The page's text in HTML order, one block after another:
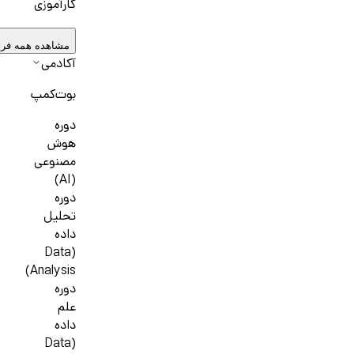
کارآموزی
مشاهده همه
آکادمی
بوت‌کمپ
دوره
هوش
مصنوعی
(AI)
دوره
تحلیل
داده
(Data
Analysis)
دوره
علم
داده
(Data